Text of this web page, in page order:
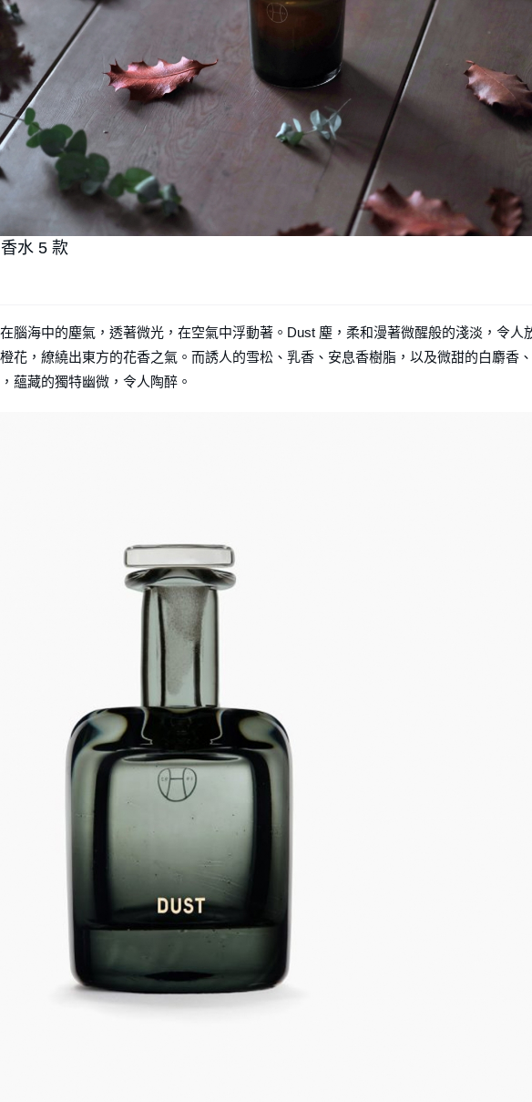
水 5 款
腦海中的塵氣，透著微光，在空氣中浮動著。Dust 塵，柔和漫著微醒般的淺淡，令人
花，繚繞出東方的花香之氣。而誘人的雪松、乳香、安息香樹脂，以及微甜的白麝香、
蘊藏的獨特幽微，令人陶醉。